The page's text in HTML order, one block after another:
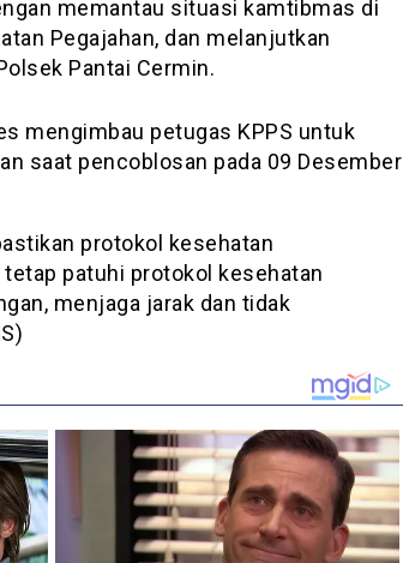
memantau situasi kamtibmas di
Pegajahan, dan melanjutkan
Pantai Cermin.
mengimbau petugas KPPS untuk
saat pencoblosan pada 09 Desember
protokol kesehatan
patuhi protokol kesehatan
menjaga jarak dan tidak